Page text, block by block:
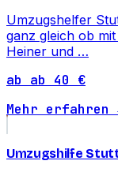
Umzugshelfer
ganz gleich ob
Heiner und …
ab ab 40 €
Mehr erfahren
Umzugshilfe